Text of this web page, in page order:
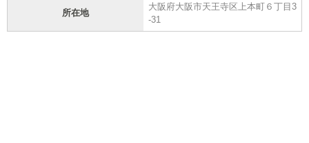
所在地
大阪府大阪市天王寺区上本町６丁目3
-31